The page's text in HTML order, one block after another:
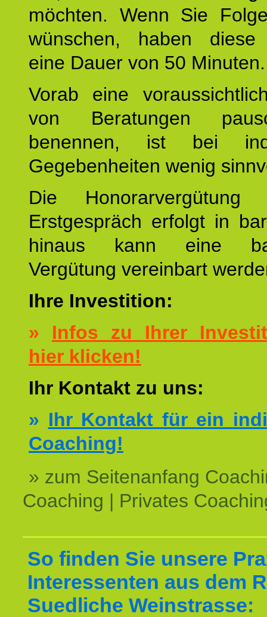
möchten. Wenn Sie
wünschen, haben diese
eine Dauer von 50 Minuten.
Vorab eine
von Beratungen
benennen, ist bei
Gegebenheiten wenig
Die
Erstgespräch erfolgt in
hinaus kann eine
Vergütung vereinbart
Ihre Investition:
» Infos zu Ihrer
hier klicken!
Ihr Kontakt zu uns:
» Ihr Kontakt für ein
Coaching!
» zum Seitenanfang
Coaching | Privates
So finden Sie unsere
Interessenten aus dem
Suedliche Weinstrasse: